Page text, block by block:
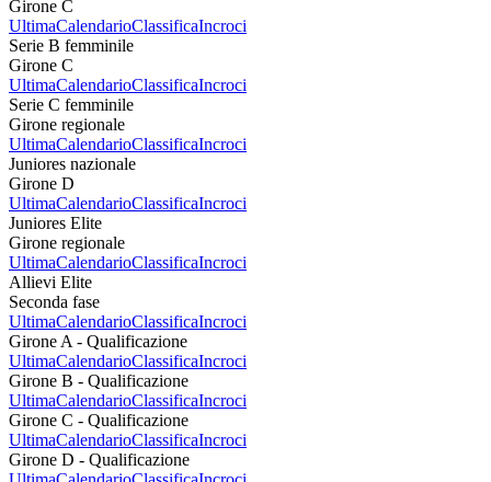
Girone C
UltimaCalendarioClassificaIncroci
Serie B femminile
Girone C
UltimaCalendarioClassificaIncroci
Serie C femminile
Girone regionale
UltimaCalendarioClassificaIncroci
Juniores nazionale
Girone D
UltimaCalendarioClassificaIncroci
Juniores Elite
Girone regionale
UltimaCalendarioClassificaIncroci
Allievi Elite
Seconda fase
UltimaCalendarioClassificaIncroci
Girone A - Qualificazione
UltimaCalendarioClassificaIncroci
Girone B - Qualificazione
UltimaCalendarioClassificaIncroci
Girone C - Qualificazione
UltimaCalendarioClassificaIncroci
Girone D - Qualificazione